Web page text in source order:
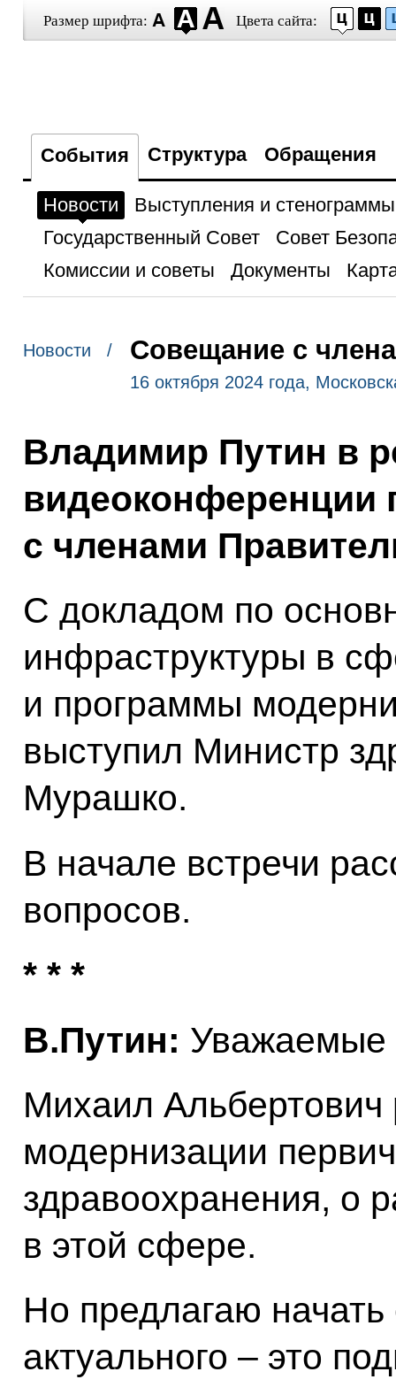
Размер шрифта: Цвета сайта:
События Структура Обращения
Новости
Выступления и стенограммы
Государственный Совет
Совет
Комиссии и советы
Документы
Новости / Совещание с
16 октября 2024 года,
Владимир Путин в
видеоконференции
с членами
С докладом по
инфраструктуры в
и программы
выступил Министр
Мурашко.
В начале встречи
вопросов.
* * *
В.Путин: Уважаемые
Михаил Альбертович
модернизации
здравоохранения, о
в этой сфере.
Но предлагаю
актуального – это